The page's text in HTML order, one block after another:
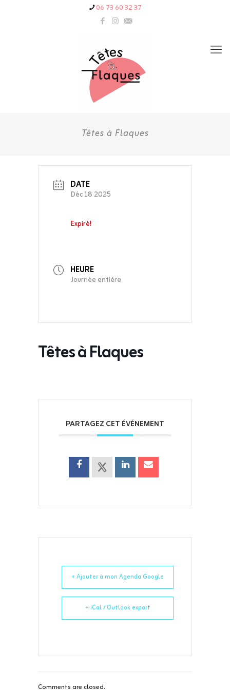
06 73 60 32 37
Têtes à Flaques
DATE
Déc 18 2025
Expiré!
HEURE
Journée entière
Têtes à Flaques
PARTAGEZ CET ÉVÉNEMENT
+ Ajouter à mon Agenda Google
+ iCal / Outlook export
Comments are closed.